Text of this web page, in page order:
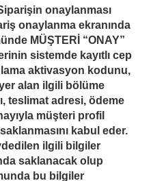
onaylanması
onaylanma ekranında
MÜŞTERİ “ONAY”
sistemde kayıtlı cep
aktivasyon kodunu,
alan ilgili bölüme
teslimat adresi, ödeme
müşteri profil
kabul eder.
ilgili bilgiler
saklanacak olup
bu bilgiler